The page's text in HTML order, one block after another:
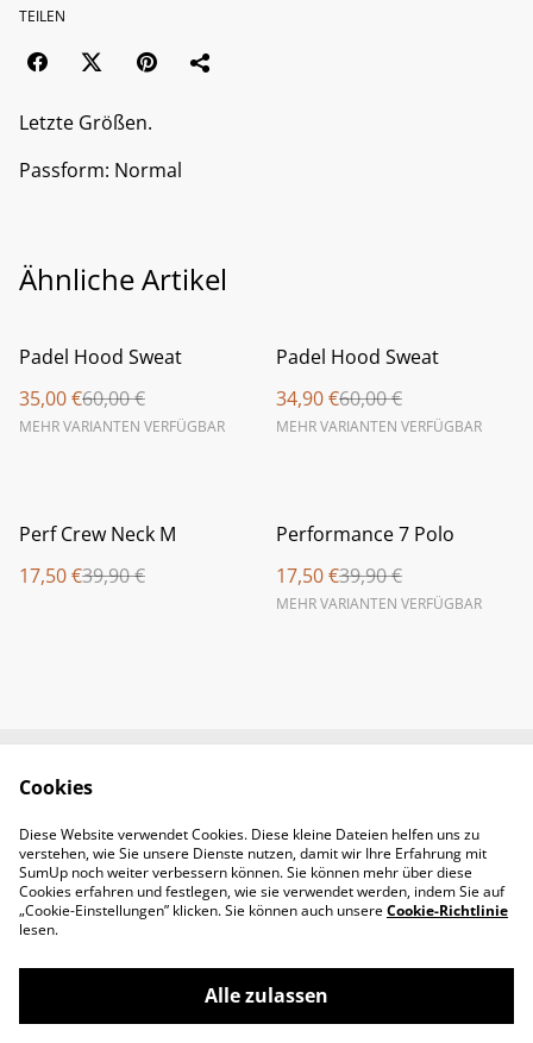
TEILEN
Letzte Größen.
Passform: Normal
Ähnliche Artikel
%
Padel Hood Sweat
35,00 €60,00 €
MEHR VARIANTEN VERFÜGBAR
%
Padel Hood Sweat
34,90 €60,00 €
MEHR VARIANTEN VERFÜGBAR
%
Perf Crew Neck M
17,50 €39,90 €
%
Performance 7 Polo
17,50 €39,90 €
MEHR VARIANTEN VERFÜGBAR
Legal Terms
Privacy Policy
Cookie Policy
©2026Padel-Tennisshop
Cookies
Diese Website verwendet Cookies. Diese kleine Dateien helfen uns zu
verstehen, wie Sie unsere Dienste nutzen, damit wir Ihre Erfahrung mit
SumUp noch weiter verbessern können. Sie können mehr über diese
Cookies erfahren und festlegen, wie sie verwendet werden, indem Sie auf
„Cookie-Einstellungen” klicken. Sie können auch unsereCookie-Richtlinie
lesen.
Alle zulassen